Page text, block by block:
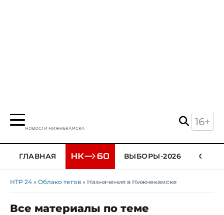
НОВОСТИ НИЖНЕКАМСКА
16+
ГЛАВНАЯ ВЫБОРЫ-2026
НТР 24 » Облако тегов » Назначения в Нижнекамске
Все материалы по теме